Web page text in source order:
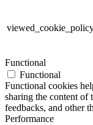
Functional
Functional
Functional cookies
sharing the content of
feedbacks, and other
Performance